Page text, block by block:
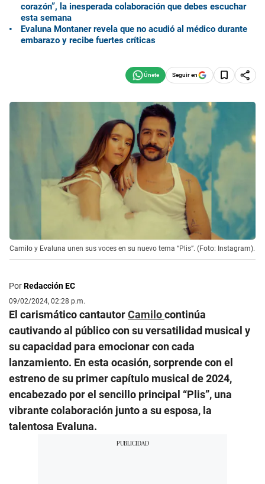
corazón”, la inesperada colaboración que debes escuchar
esta semana
Evaluna Montaner revela que no acudió al médico durante
embarazo y recibe fuertes críticas
Seguir en
Camilo y Evaluna unen sus voces en su nuevo tema “Plis”. (Foto: Instagram).
PorRedacción EC
09/02/2024, 02:28 p.m.
El carismático cantautorCamilocontinúa
cautivando al público con su versatilidad musical y
su capacidad para emocionar con cada
lanzamiento. En esta ocasión, sorprende con el
estreno de su primer capítulo musical de 2024,
encabezado por el sencillo principal “Plis”, una
vibrante colaboración junto a su esposa, la
talentosa Evaluna.